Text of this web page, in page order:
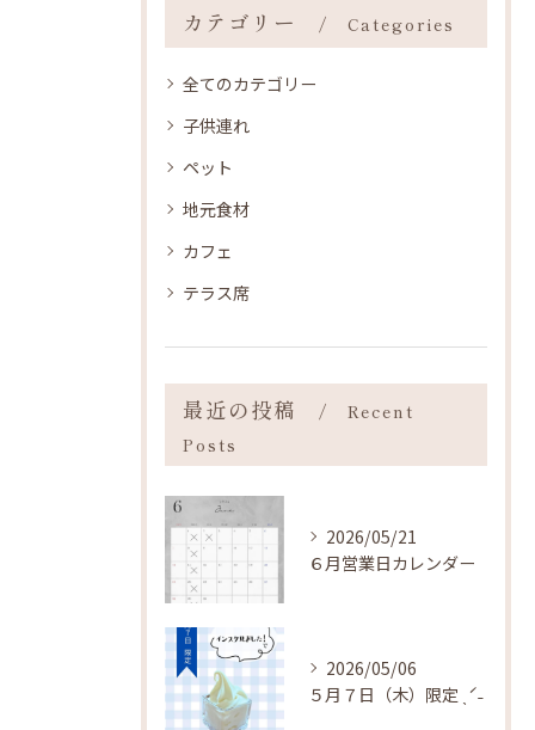
カテゴリー Categories
全てのカテゴリー
子供連れ
ペット
地元食材
カフェ
テラス席
最近の投稿
Recent
Posts
2026/05/21
６月営業日カレンダー
2026/05/06
５月７日（木）限定 ˎˊ˗